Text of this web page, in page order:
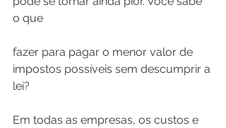
o que
fazer para pagar o menor valor de
impostos possíveis sem descumprir a
lei?
Em todas as empresas, os custos e